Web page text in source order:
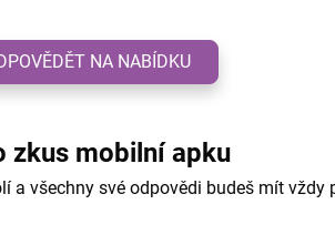
NA NABÍDKU
zkus mobilní apku
a všechny své odpovědi budeš mít vždy